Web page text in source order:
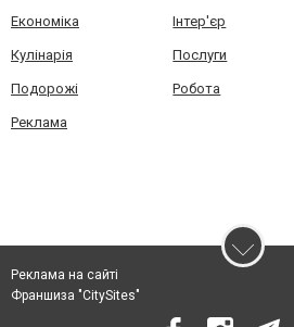
Економіка Інтер'єр
Кулінарія Послуги
Подорожі Робота
Реклама
Реклама на сайті
Франшиза "CitySites"